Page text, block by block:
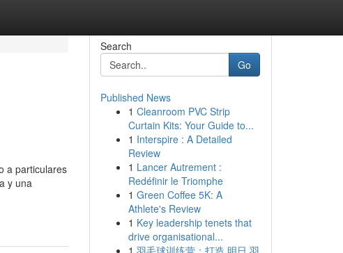
a particulares
y una
Search
Go
Published News
1 Cleanroom PVC Strip
Curtain Kits: Your Guide to...
1 Interspire : A Detailed
Review
1 Lancer Autrement :
Redéfinir le Triomphe
1 Green Coffee 5K: A
Athlete's Review
1 Key leadership tenets that
drive organisational...
1 羽毛球训练营：打造 明日 羽